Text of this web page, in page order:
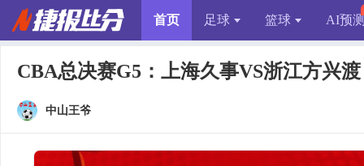
首页 足球 篮球 AI预
CBA总决赛G5：上海久事VS浙江方兴
中山王爷